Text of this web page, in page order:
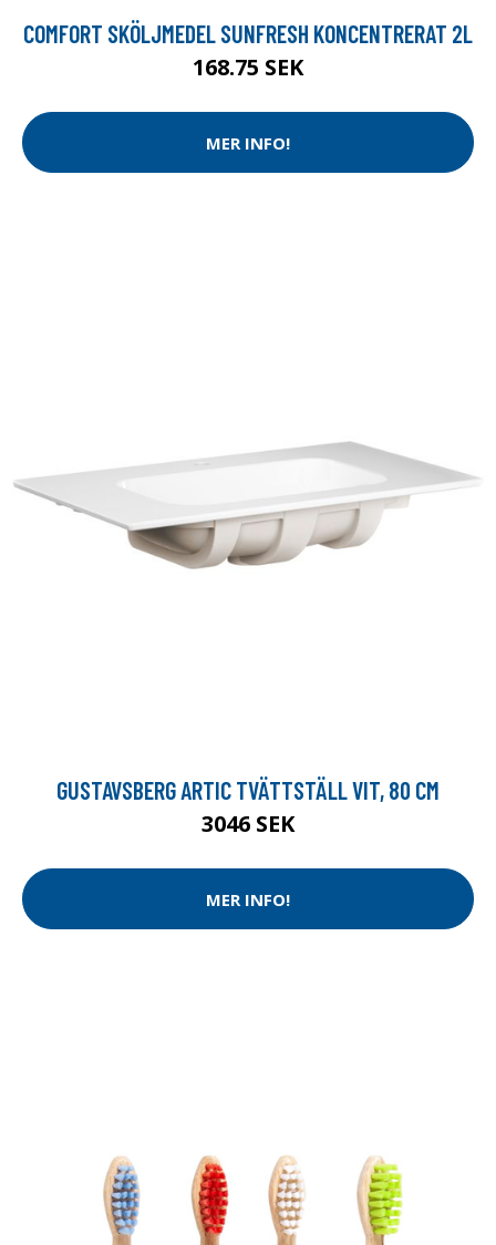
COMFORT SKÖLJMEDEL SUNFRESH KONCENTRERAT 2L
168.75 SEK
MER INFO!
GUSTAVSBERG ARTIC TVÄTTSTÄLL VIT, 80 CM
3046 SEK
MER INFO!